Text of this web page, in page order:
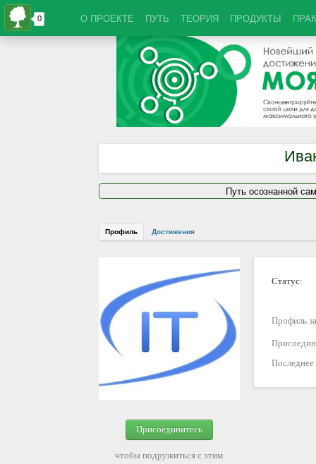
О ПРОЕКТЕ ПУТЬ ТЕОРИЯ ПРОДУКТЫ
Путь осознанной
Профиль Достижения
Присоединитесь
чтобы подружиться с этим
Статус:
Профиль